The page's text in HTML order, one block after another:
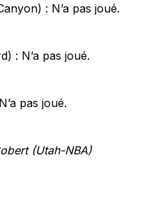
: N’a pas joué.
: N’a pas joué.
pas joué.
(Utah-NBA)